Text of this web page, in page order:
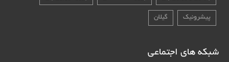
پیشرونیک گیلان
شبکه های اجتماعی